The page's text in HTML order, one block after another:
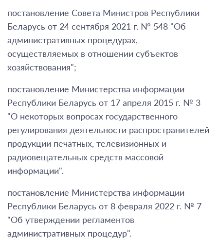
постановление Совета Министров Республики
Беларусь от 24 сентября 2021 г. № 548 "Об
административных процедурах,
осуществляемых в отношении субъектов
хозяйствования";
постановление Министерства информации
Республики Беларусь от 17 апреля 2015 г. № 3
"О некоторых вопросах государственного
регулирования деятельности распространителей
продукции печатных, телевизионных и
радиовещательных средств массовой
информации".
постановление Министерства информации
Республики Беларусь от 8 февраля 2022 г. № 7
"Об утверждении регламентов
административных процедур".